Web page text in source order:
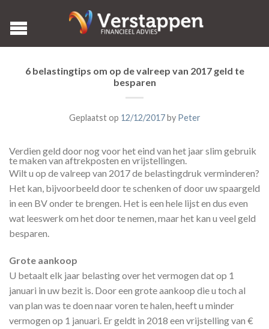
6 belastingtips om op de valreep van 2017 geld te
besparen
Geplaatst op 12/12/2017by Peter
Verdien geld door nog voor het eind van het jaar slim gebruik
te maken van aftrekposten en vrijstellingen.
Wilt u op de valreep van 2017 de belastingdruk verminderen?
Het kan, bijvoorbeeld door te schenken of door uw spaargeld
in een BV onder te brengen. Het is een hele lijst en dus even
wat leeswerk om het door te nemen, maar het kan u veel geld
besparen.
Grote aankoop
U betaalt elk jaar belasting over het vermogen dat op 1
januari in uw bezit is. Door een grote aankoop die u toch al
van plan was te doen naar voren te halen, heeft u minder
vermogen op 1 januari. Er geldt in 2018 een vrijstelling van €